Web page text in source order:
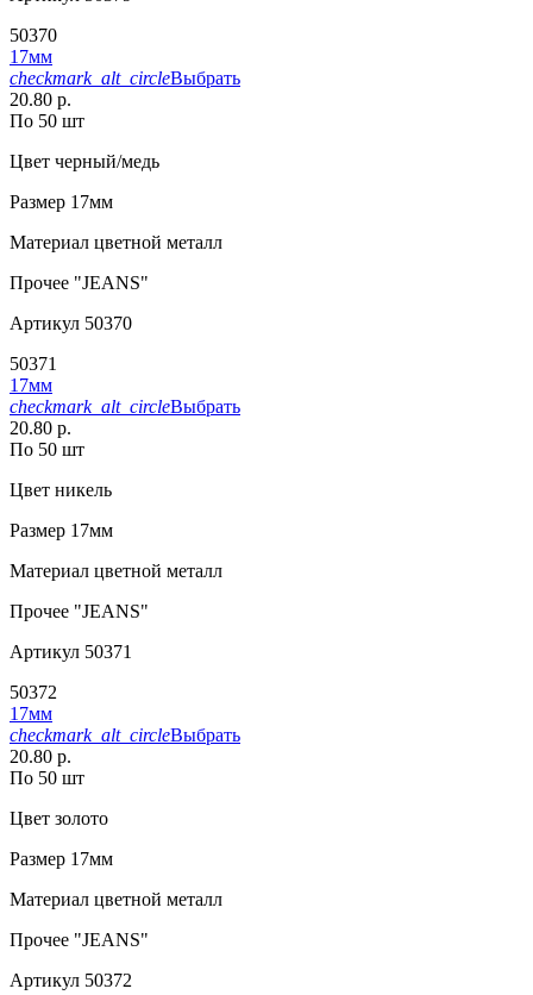
50370
17мм
checkmark_alt_circleВыбрать
20.80 р.
По 50 шт
Цвет черный/медь
Размер 17мм
Материал цветной металл
Прочее "JEANS"
Артикул 50370
50371
17мм
checkmark_alt_circleВыбрать
20.80 р.
По 50 шт
Цвет никель
Размер 17мм
Материал цветной металл
Прочее "JEANS"
Артикул 50371
50372
17мм
checkmark_alt_circleВыбрать
20.80 р.
По 50 шт
Цвет золото
Размер 17мм
Материал цветной металл
Прочее "JEANS"
Артикул 50372